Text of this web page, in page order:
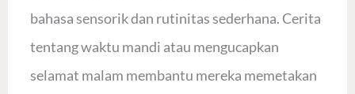
bahasa sensorik dan rutinitas sederhana. Cerita
tentang waktu mandi atau mengucapkan
selamat malam membantu mereka memetakan